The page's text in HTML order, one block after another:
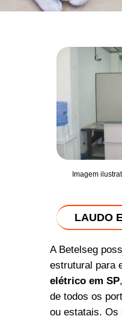
Imagem
LAUDO
A Betelseg
estrutural para
elétrico em SP
de todos os
ou estatais. Os